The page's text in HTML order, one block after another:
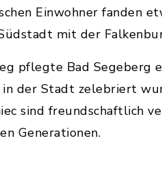
Einwohner fanden
mit der
pflegte Bad Segeberg
der Stadt zelebriert
sind freundschaftlich
Generationen.